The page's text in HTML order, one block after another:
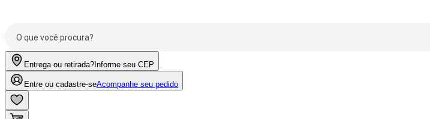
Entrega ou retirada? Informe seu CEP
Entre ou cadastre-seAcompanhe seu pedido